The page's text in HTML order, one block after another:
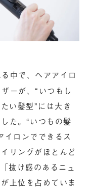
中で、ヘアアイロ
ーが、“いつもし
い髪型”には大き
た。“いつもの髪
イロンでできるス
リングがほとんど
抜け感のあるニュ
上位を占めていま